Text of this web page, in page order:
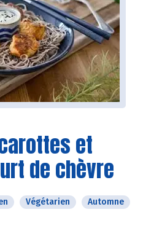
et
de chèvre
Végétarien
Automne